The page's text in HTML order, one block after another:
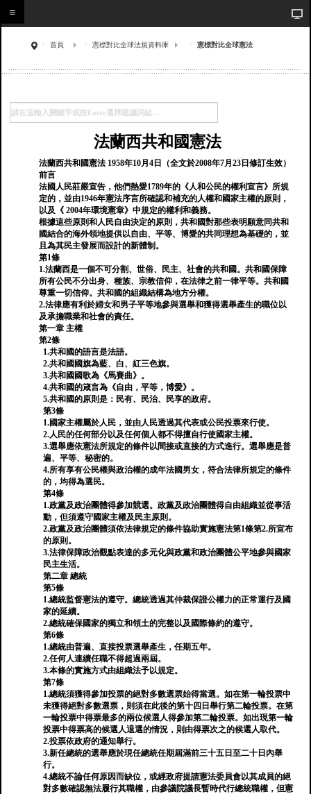
首頁 憲標對比全球法規資料庫 憲標對比全球憲法
法蘭西共和國憲法
法蘭西共和國憲法 1958年10月4日（全文於2008年7月23日修訂生效）
前言
法國人民莊嚴宣告，他們熱愛1789年的《人和公民的權利宣言》所規
定的，並由1946年憲法序言所確認和補充的人權和國家主權的原則，
以及《 2004年環境憲章》中規定的權利和義務。
根據這些原則和人民自由決定的原則，共和國對那些表明願意同共和
國結合的海外領地提供以自由、平等、博愛的共同理想為基礎的，並
且為其民主發展而設計的新體制。
第1條
1.法蘭西是一個不可分割、世俗、民主、社會的共和國。共和國保障
所有公民不分出身、種族、宗教信仰，在法律之前一律平等。共和國
尊重一切信仰。共和國的組織結構為地方分權。
2.法律應有利於婦女和男子平等地參與選舉和獲得選舉產生的職位以
及承擔職業和社會的責任。
第一章 主權
第2條
1.共和國的語言是法語。
2.共和國國旗為藍、白、紅三色旗。
3.共和國國歌為《馬賽曲》。
4.共和國的箴言為《自由，平等，博愛》。
5.共和國的原則是：民有、民治、民享的政府。
第3條
1.國家主權屬於人民，並由人民透過其代表或公民投票來行使。
2.人民的任何部分以及任何個人都不得擅自行使國家主權。
3.選舉應依憲法所規定的條件以間接或直接的方式進行。選舉應是普
遍、平等、秘密的。
4.所有享有公民權與政治權的成年法國男女，符合法律所規定的條件
的，均得為選民。
第4條
1.政黨及政治團體得參加競選。政黨及政治團體得自由組織並從事活
動，但須遵守國家主權及民主原則。
2.政黨及政治團體須依法律規定的條件協助實施憲法第1條第2.所宣布
的原則。
3.法律保障政治觀點表達的多元化與政黨和政治團體公平地參與國家
民主生活。
第二章 總統
第5條
1.總統監督憲法的遵守。總統透過其仲裁保證公權力的正常運行及國
家的延續。
2.總統確保國家的獨立和領土的完整以及國際條約的遵守。
第6條
1.總統由普遍、直接投票選舉產生，任期五年。
2.任何人連續任職不得超過兩屆。
3.本條的實施方式由組織法予以規定。
第7條
1.總統須獲得參加投票的絕對多數選票始得當選。如在第一輪投票中
未獲得絕對多數選票，則須在此後的第十四日舉行第二輪投票。在第
一輪投票中得票最多的兩位候選人得參加第二輪投票。如出現第一輪
投票中得票高的候選人退選的情況，則由得票次之的候選人取代。
2.投票依政府的通知舉行。
3.新任總統的選舉應於現任總統任期屆滿前三十五日至二十日內舉
行。
4.總統不論任何原因而缺位，或經政府提請憲法委員會以其成員的絕
對多數確認無法履行其職權，由參議院議長暫時代行總統職權，但憲